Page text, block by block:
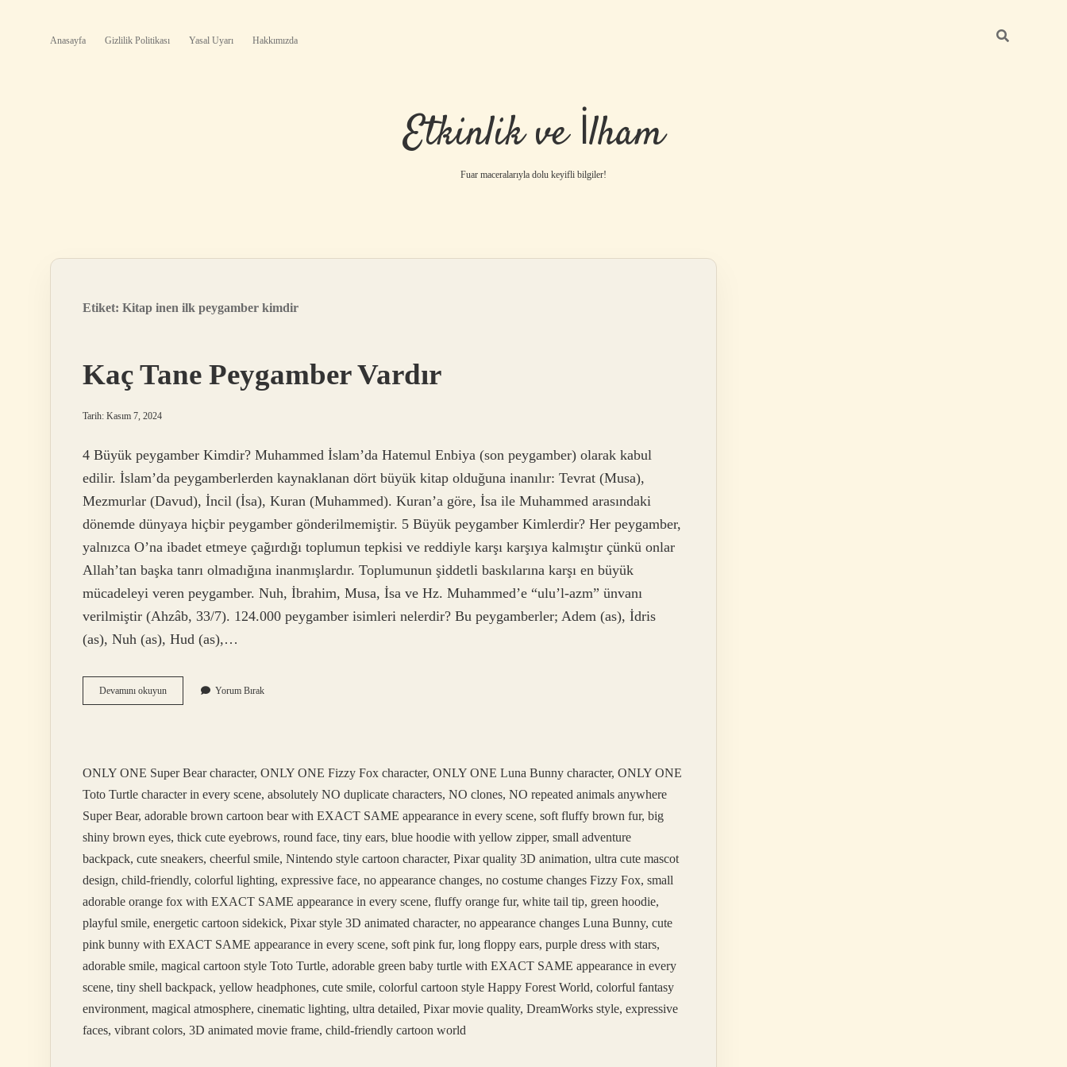
Anasayfa Gizlilik Politikası Yasal Uyarı Hakkımızda
Etkinlik ve İlham
Fuar maceralarıyla dolu keyifli bilgiler!
Etiket: Kitap inen ilk peygamber kimdir
Kaç Tane Peygamber Vardır
Tarih: Kasım 7, 2024
4 Büyük peygamber Kimdir? Muhammed İslam’da Hatemul Enbiya (son peygamber) olarak kabul
edilir. İslam’da peygamberlerden kaynaklanan dört büyük kitap olduğuna inanılır: Tevrat (Musa),
Mezmurlar (Davud), İncil (İsa), Kuran (Muhammed). Kuran’a göre, İsa ile Muhammed arasındaki
dönemde dünyaya hiçbir peygamber gönderilmemiştir. 5 Büyük peygamber Kimlerdir? Her peygamber,
yalnızca O’na ibadet etmeye çağırdığı toplumun tepkisi ve reddiyle karşı karşıya kalmıştır çünkü onlar
Allah’tan başka tanrı olmadığına inanmışlardır. Toplumunun şiddetli baskılarına karşı en büyük
mücadeleyi veren peygamber. Nuh, İbrahim, Musa, İsa ve Hz. Muhammed’e “ulu’l-azm” ünvanı
verilmiştir (Ahzâb, 33/7). 124.000 peygamber isimleri nelerdir? Bu peygamberler; Adem (as), İdris
(as), Nuh (as), Hud (as),…
Devamını okuyunKaç
Tane
Yorum Bırak
ONLY ONE Super Bear character, ONLY ONE Fizzy Fox character, ONLY ONE Luna Bunny character, ONLY ONE
Toto Turtle character in every scene, absolutely NO duplicate characters, NO clones, NO repeated animals anywhere
Super Bear, adorable brown cartoon bear with EXACT SAME appearance in every scene, soft fluffy brown fur, big
shiny brown eyes, thick cute eyebrows, round face, tiny ears, blue hoodie with yellow zipper, small adventure
backpack, cute sneakers, cheerful smile, Nintendo style cartoon character, Pixar quality 3D animation, ultra cute mascot
design, child-friendly, colorful lighting, expressive face, no appearance changes, no costume changes Fizzy Fox, small
adorable orange fox with EXACT SAME appearance in every scene, fluffy orange fur, white tail tip, green hoodie,
playful smile, energetic cartoon sidekick, Pixar style 3D animated character, no appearance changes Luna Bunny, cute
pink bunny with EXACT SAME appearance in every scene, soft pink fur, long floppy ears, purple dress with stars,
adorable smile, magical cartoon style Toto Turtle, adorable green baby turtle with EXACT SAME appearance in every
scene, tiny shell backpack, yellow headphones, cute smile, colorful cartoon style Happy Forest World, colorful fantasy
environment, magical atmosphere, cinematic lighting, ultra detailed, Pixar movie quality, DreamWorks style, expressive
faces, vibrant colors, 3D animated movie frame, child-friendly cartoon world